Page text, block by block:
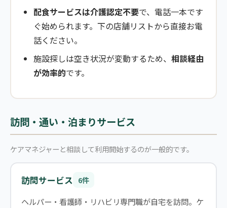
配食サービスは介護認定不要で、電話一本です
ぐ始められます。下の店舗リストから直接お電
話ください。
施設探しは空き状況が変動するため、 相談経由
が効率的です。
訪問・通い・泊まりサービス
ケアマネジャーと相談して利用開始するのが一般的です。
訪問サービス 6件
ヘルパー・看護師・リハビリ専門職が自宅を訪問。ケ